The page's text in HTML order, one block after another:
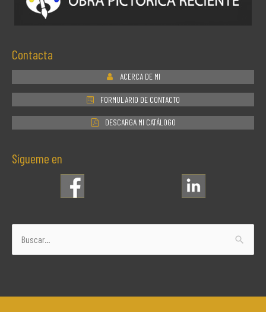
Contacta
ACERCA DE MI
FORMULARIO DE CONTACTO
DESCARGA MI CATÁLOGO
Sígueme en
Buscar
por: